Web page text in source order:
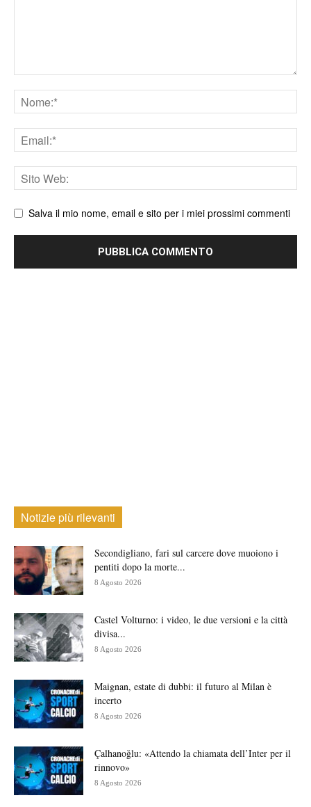
Nome
Email
Sito
web
Salva il mio nome, email e sito per i miei prossimi commenti
Notizie più rilevanti
Secondigliano, fari sul carcere dove muoiono i
pentiti dopo la morte...
8 Agosto 2026
Castel Volturno: i video, le due versioni e la città
divisa...
8 Agosto 2026
Maignan, estate di dubbi: il futuro al Milan è
incerto
8 Agosto 2026
Çalhanoğlu: «Attendo la chiamata dell’Inter per il
rinnovo»
8 Agosto 2026